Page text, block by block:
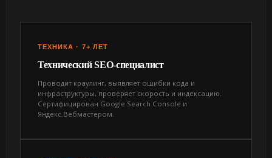
ТЕХНИКА · 7+ ЛЕТ
Технический SEO-специалист
Проводит краулинг, выявляет ошибки кода и
инфраструктуры, проверяет скорость и индексацию.
Сертифицирован Google Search Console и
Яндекс.Вебмастером.